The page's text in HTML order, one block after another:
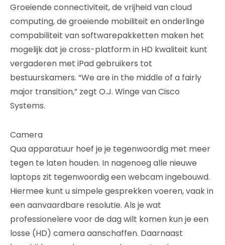
Groeiende connectiviteit, de vrijheid van cloud
computing, de groeiende mobiliteit en onderlinge
compabiliteit van softwarepakketten maken het
mogelijk dat je cross-platform in HD kwaliteit kunt
vergaderen met iPad gebruikers tot
bestuurskamers. “We are in the middle of a fairly
major transition,” zegt O.J. Winge van Cisco
Systems.
Camera
Qua apparatuur hoef je je tegenwoordig met meer
tegen te laten houden. In nagenoeg alle nieuwe
laptops zit tegenwoordig een webcam ingebouwd.
Hiermee kunt u simpele gesprekken voeren, vaak in
een aanvaardbare resolutie. Als je wat
professionelere voor de dag wilt komen kun je een
losse (HD) camera aanschaffen. Daarnaast